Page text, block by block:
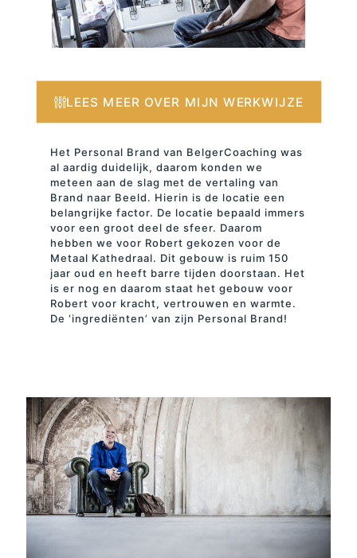
LEES MEER OVER MIJN WERKWIJZE
Het Personal Brand van BelgerCoaching was
al aardig duidelijk, daarom konden we
meteen aan de slag met de vertaling van
Brand naar Beeld. Hierin is de locatie een
belangrijke factor. De locatie bepaald immers
voor een groot deel de sfeer. Daarom
hebben we voor Robert gekozen voor de
Metaal Kathedraal. Dit gebouw is ruim 150
jaar oud en heeft barre tijden doorstaan. Het
is er nog en daarom staat het gebouw voor
Robert voor kracht, vertrouwen en warmte.
De ‘ingrediënten’ van zijn Personal Brand!